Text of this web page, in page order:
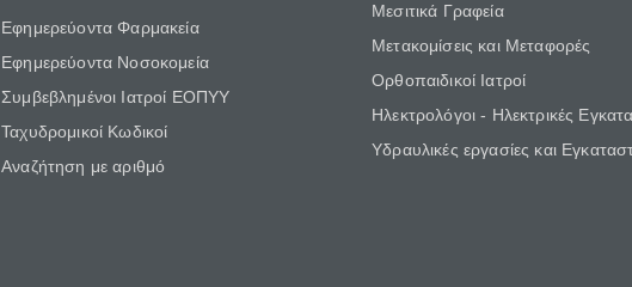
Εφημερεύοντα Φαρμακεία
Εφημερεύοντα Νοσοκομεία
Συμβεβλημένοι Ιατροί ΕΟΠΥΥ
Ταχυδρομικοί Κωδικοί
Αναζήτηση με αριθμό
Μεσιτικά Γραφεία
Μετακομίσεις και Μεταφορές
Ορθοπαιδικοί Ιατροί
Ηλεκτρολόγοι - Ηλεκτρικές
Υδραυλικές εργασίες και